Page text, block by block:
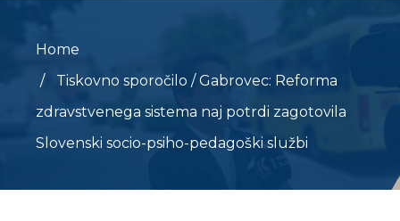
Home
Tiskovno sporočilo /Gabrovec: Reforma
zdravstvenega sistema naj potrdi zagotovila
Slovenski socio-psiho-pedagoški službi